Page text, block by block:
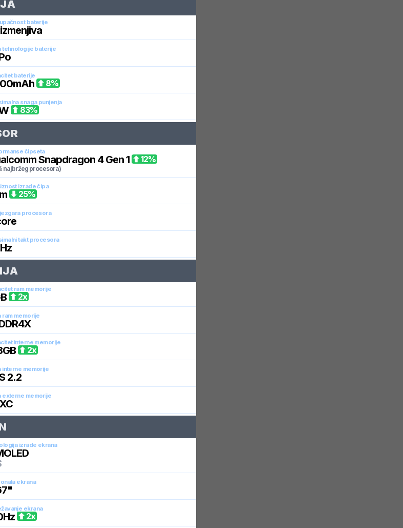
baterije
tehnologije baterije
baterije
mAh 8%
snaga punjenja
83%
čipseta
Snapdragon 4 Gen 1
najbržeg procesora)
12%
izrade čipa
25%
procesora
takt procesora
ram memorije
2x
ram memorije
interne memorije
GB 2x
interne memorije
2.2
externe memorije
izrade ekrana
ekrana
"
ekrana
Hz 2x